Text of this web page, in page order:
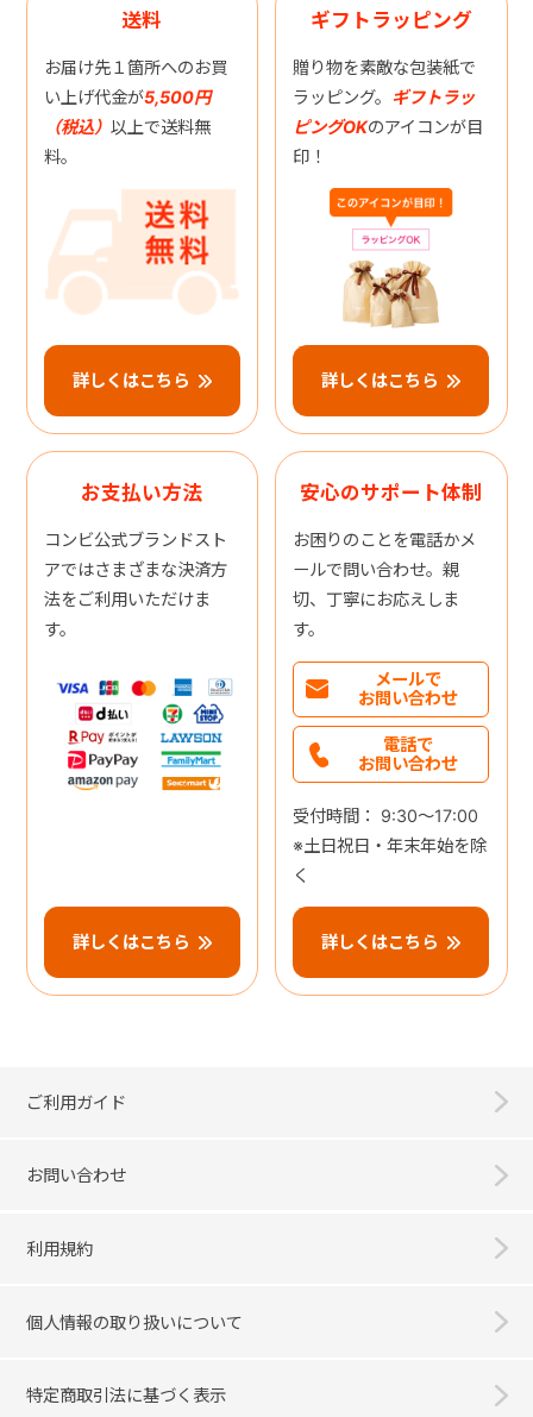
送料
お届け先１箇所へのお買
い上げ代金が5,500円
（税込） 以上で送料無
料。
詳しくはこちら
ギフトラッピング
贈り物を素敵な包装紙で
ラッピング。 ギフトラッ
ピングOKのアイコンが目
印！
詳しくはこちら
お支払い方法
コンビ公式ブランドスト
アではさまざまな決済方
法をご利用いただけま
す。
詳しくはこちら
安心のサポート体制
お困りのことを電話かメ
ールで問い合わせ。親
切、丁寧にお応えしま
す。
メールで
お問い合わせ
電話で
お問い合わせ
受付時間： 9:30～17:00
※土日祝日・年末年始を除
く
詳しくはこちら
ご利用ガイド
お問い合わせ
利用規約
個人情報の取り扱いについて
特定商取引法に基づく表示